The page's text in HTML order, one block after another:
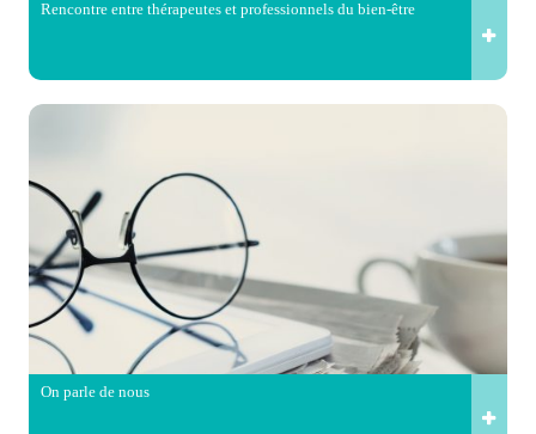
Rencontre entre thérapeutes et professionnels du bien-être
On parle de nous